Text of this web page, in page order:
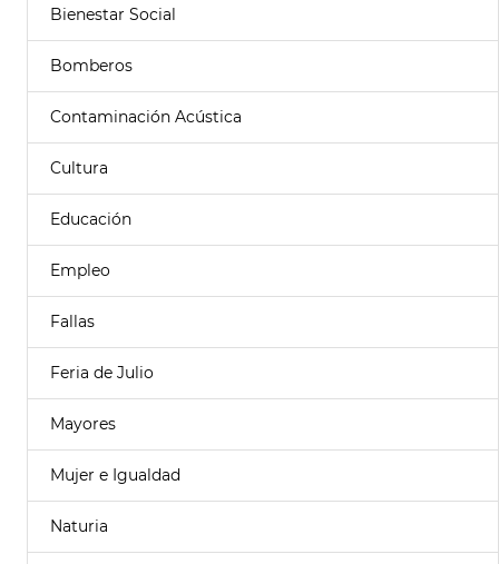
Bienestar Social
Bomberos
Contaminación Acústica
Cultura
Educación
Empleo
Fallas
Feria de Julio
Mayores
Mujer e Igualdad
Naturia